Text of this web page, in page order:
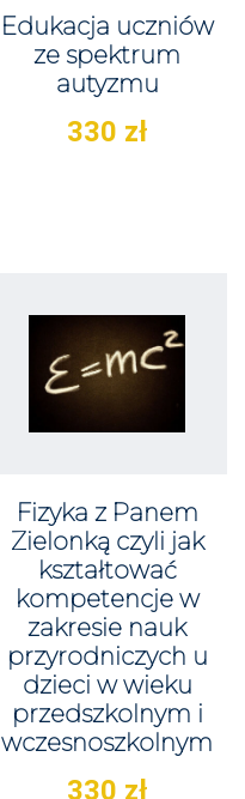
Edukacja uczniów
ze spektrum
autyzmu
330 zł
Fizyka z Panem
Zielonką czyli jak
kształtować
kompetencje w
zakresie nauk
przyrodniczych u
dzieci w wieku
przedszkolnym i
wczesnoszkolnym
330 zł